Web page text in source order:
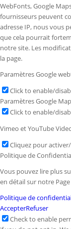
WebFonts, Google
fournisseurs peuvent
adresse IP, nous vous
que cela pourrait
notre site. Les
la page.
Paramètres Google
Click to enable/
Paramètres Google
Click to enable/
Vimeo et YouTube
Cliquez pour
Politique de
Vous pouvez lire plus
en détail sur notre
Politique de
AccepterRefuser
Check to enable